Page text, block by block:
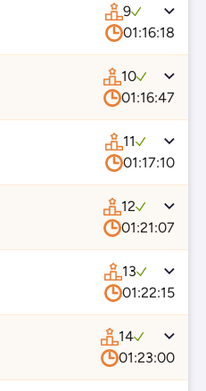
9
01:16:18
10
01:16:47
11
01:17:10
12
01:21:07
13
01:22:15
14
01:23:00